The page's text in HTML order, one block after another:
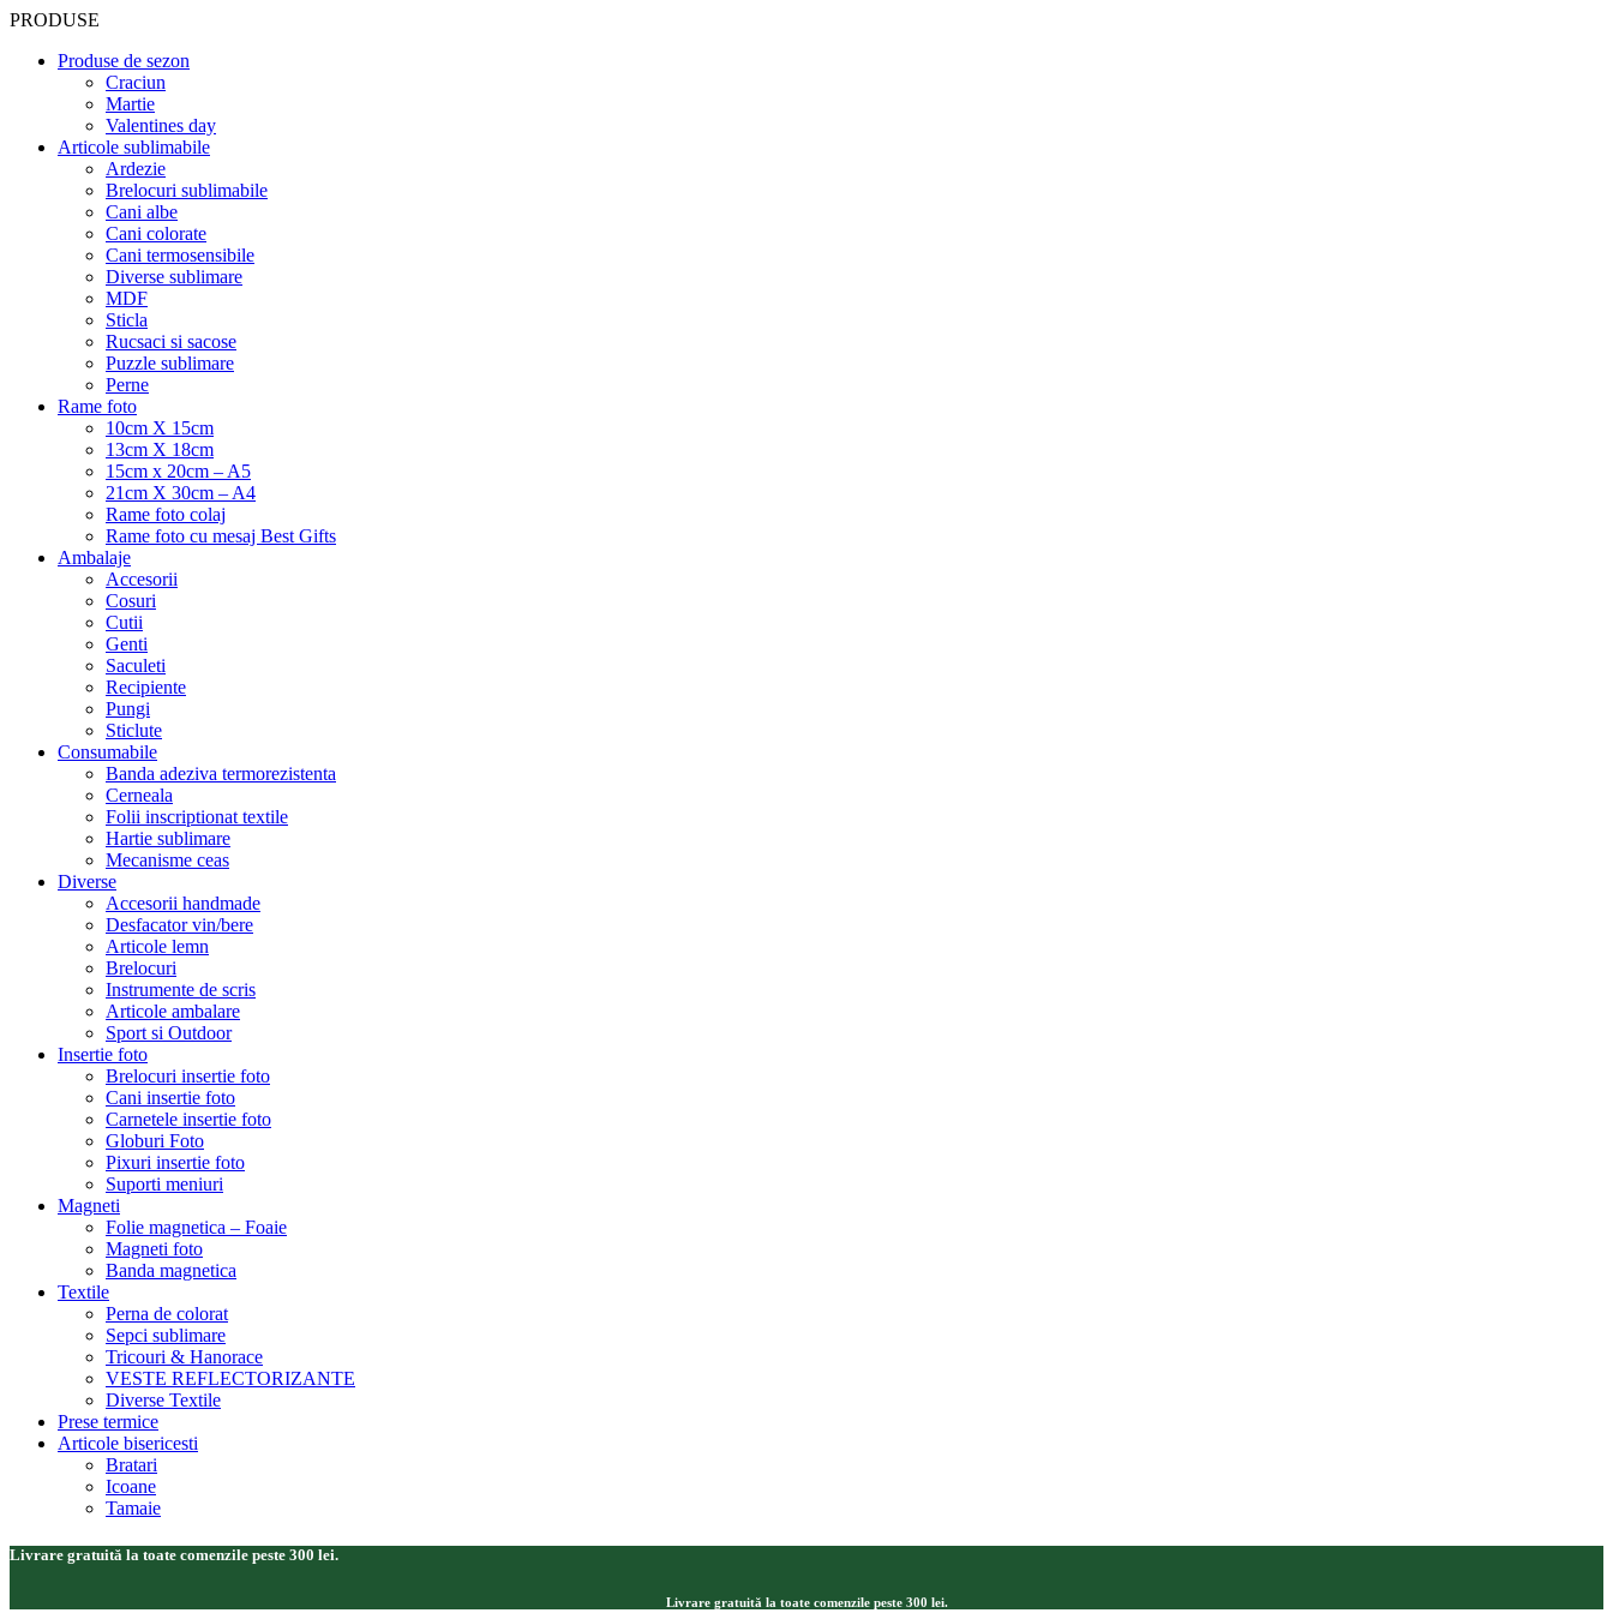
PRODUSE
Produse de sezon
Craciun
Martie
Valentines day
Articole sublimabile
Ardezie
Brelocuri sublimabile
Cani albe
Cani colorate
Cani termosensibile
Diverse sublimare
MDF
Sticla
Rucsaci si sacose
Puzzle sublimare
Perne
Rame foto
10cm X 15cm
13cm X 18cm
15cm x 20cm – A5
21cm X 30cm – A4
Rame foto colaj
Rame foto cu mesaj Best Gifts
Ambalaje
Accesorii
Cosuri
Cutii
Genti
Saculeti
Recipiente
Pungi
Sticlute
Consumabile
Banda adeziva termorezistenta
Cerneala
Folii inscriptionat textile
Hartie sublimare
Mecanisme ceas
Diverse
Accesorii handmade
Desfacator vin/bere
Articole lemn
Brelocuri
Instrumente de scris
Articole ambalare
Sport si Outdoor
Insertie foto
Brelocuri insertie foto
Cani insertie foto
Carnetele insertie foto
Globuri Foto
Pixuri insertie foto
Suporti meniuri
Magneti
Folie magnetica – Foaie
Magneti foto
Banda magnetica
Textile
Perna de colorat
Sepci sublimare
Tricouri & Hanorace
VESTE REFLECTORIZANTE
Diverse Textile
Prese termice
Articole bisericesti
Bratari
Icoane
Tamaie
Livrare gratuită la toate comenzile peste 300 lei.
Livrare gratuită la toate comenzile peste 300 lei.